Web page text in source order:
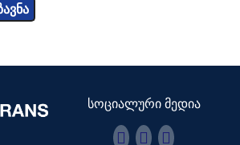
სოციალური მედია